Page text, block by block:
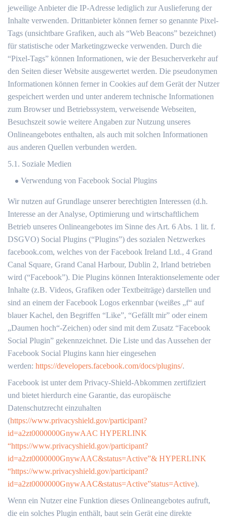
jeweilige Anbieter die IP-Adresse lediglich zur Auslieferung der
Inhalte verwenden. Drittanbieter können ferner so genannte Pixel-
Tags (unsichtbare Grafiken, auch als “Web Beacons” bezeichnet)
für statistische oder Marketingzwecke verwenden. Durch die
“Pixel-Tags” können Informationen, wie der Besucherverkehr auf
den Seiten dieser Website ausgewertet werden. Die pseudonymen
Informationen können ferner in Cookies auf dem Gerät der Nutzer
gespeichert werden und unter anderem technische Informationen
zum Browser und Betriebssystem, verweisende Webseiten,
Besuchszeit sowie weitere Angaben zur Nutzung unseres
Onlineangebotes enthalten, als auch mit solchen Informationen
aus anderen Quellen verbunden werden.
5.1. Soziale Medien
Verwendung von Facebook Social Plugins
Wir nutzen auf Grundlage unserer berechtigten Interessen (d.h.
Interesse an der Analyse, Optimierung und wirtschaftlichem
Betrieb unseres Onlineangebotes im Sinne des Art. 6 Abs. 1 lit. f.
DSGVO) Social Plugins (“Plugins”) des sozialen Netzwerkes
facebook.com, welches von der Facebook Ireland Ltd., 4 Grand
Canal Square, Grand Canal Harbour, Dublin 2, Irland betrieben
wird (“Facebook”). Die Plugins können Interaktionselemente oder
Inhalte (z.B. Videos, Grafiken oder Textbeiträge) darstellen und
sind an einem der Facebook Logos erkennbar (weißes „f“ auf
blauer Kachel, den Begriffen “Like”, “Gefällt mir” oder einem
„Daumen hoch“-Zeichen) oder sind mit dem Zusatz “Facebook
Social Plugin” gekennzeichnet. Die Liste und das Aussehen der
Facebook Social Plugins kann hier eingesehen
werden: https://developers.facebook.com/docs/plugins/.
Facebook ist unter dem Privacy-Shield-Abkommen zertifiziert
und bietet hierdurch eine Garantie, das europäische
Datenschutzrecht einzuhalten
(https://www.privacyshield.gov/participant?
id=a2zt0000000GnywAAC HYPERLINK
“https://www.privacyshield.gov/participant?
id=a2zt0000000GnywAAC&status=Active”& HYPERLINK
“https://www.privacyshield.gov/participant?
id=a2zt0000000GnywAAC&status=Active”status=Active).
Wenn ein Nutzer eine Funktion dieses Onlineangebotes aufruft,
die ein solches Plugin enthält, baut sein Gerät eine direkte